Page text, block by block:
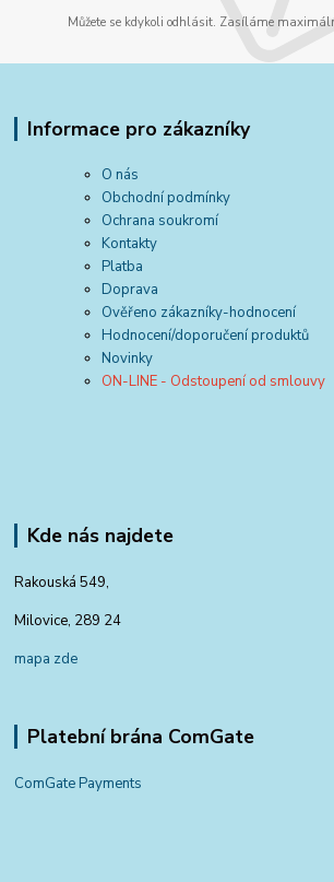
Můžete se kdykoli odhlásit. Zasíláme
Informace pro zákazníky
O nás
Obchodní podmínky
Ochrana soukromí
Kontakty
Platba
Doprava
Ověřeno zákazníky-hodnocení
Hodnocení/doporučení produktů
Novinky
ON-LINE - Odstoupení od smlouvy
Kde nás najdete
Rakouská 549,
Milovice, 289 24
mapa zde
Platební brána ComGate
ComGate Payments